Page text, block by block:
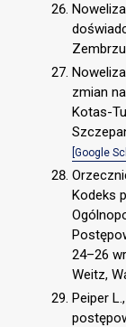
zmian
Kotas-
[Google
Kodeks
24–26
Weitz,
Peiper